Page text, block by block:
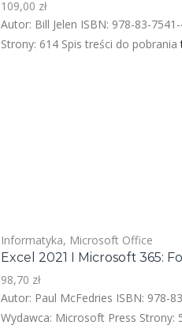
109,00 zł
Autor: Bill Jelen ISBN: 978-83-
Strony: 614 Spis treści do pobrania
Informatyka, Microsoft Office
Excel 2021 I Microsoft 365:
98,70 zł
Autor: Paul McFedries ISBN: 978-
Wydawca: Microsoft Press